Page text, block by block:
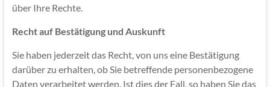
über Ihre Rechte.
Recht auf Bestätigung und Auskunft
Sie haben jederzeit das Recht, von uns eine Bestätigung
darüber zu erhalten, ob Sie betreffende personenbezogene
Daten verarbeitet werden. Ist dies der Fall, so haben Sie das